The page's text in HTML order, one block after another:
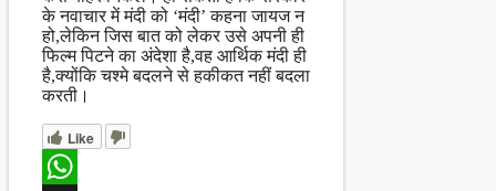
के नवाचार में मंदी को ‘मंदी’ कहना जायज न
हो,लेकिन जिस बात को लेकर उसे अपनी ही
फिल्म पिटने का अंदेशा है,वह आर्थिक मंदी ही
है,क्योंकि चश्मे बदलने से हकीकत नहीं बदला
करती।
Like